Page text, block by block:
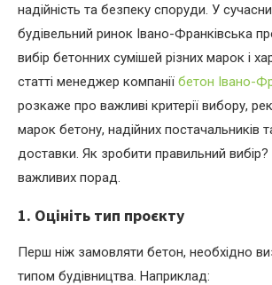
надійність та безпеку споруди. У
будівельний ринок Івано-Франківська
вибір бетонних сумішей різних марок і
статті менеджер компанії бетон Івано-
розкаже про важливі критерії вибору,
марок бетону, надійних постачальників
доставки. Як зробити правильний вибір?
важливих порад.
1. Оцініть тип проєкту
Перш ніж замовляти бетон, необхідно
типом будівництва. Наприклад: